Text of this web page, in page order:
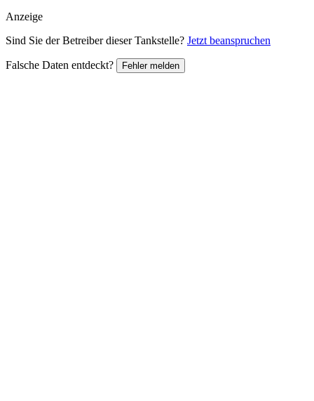
Anzeige
Sind Sie der Betreiber dieser Tankstelle? Jetzt beanspruchen
Falsche Daten entdeckt? Fehler melden